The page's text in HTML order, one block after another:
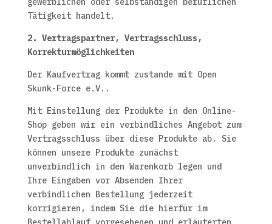
Tätigkeit handelt.
2. Vertragspartner, Vertragsschluss,
Korrekturmöglichkeiten
Der Kaufvertrag kommt zustande mit Open
Skunk-Force e.V..
Mit Einstellung der Produkte in den Online-
Shop geben wir ein verbindliches Angebot zum
Vertragsschluss über diese Produkte ab. Sie
können unsere Produkte zunächst
unverbindlich in den Warenkorb legen und
Ihre Eingaben vor Absenden Ihrer
verbindlichen Bestellung jederzeit
korrigieren, indem Sie die hierfür im